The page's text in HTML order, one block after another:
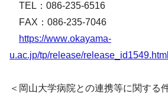
TEL：086-235-6516
FAX：086-235-7046
https://www.okayama-
u.ac.jp/tp/release/release_id1549.html
＜岡山大学病院との連携等に関する